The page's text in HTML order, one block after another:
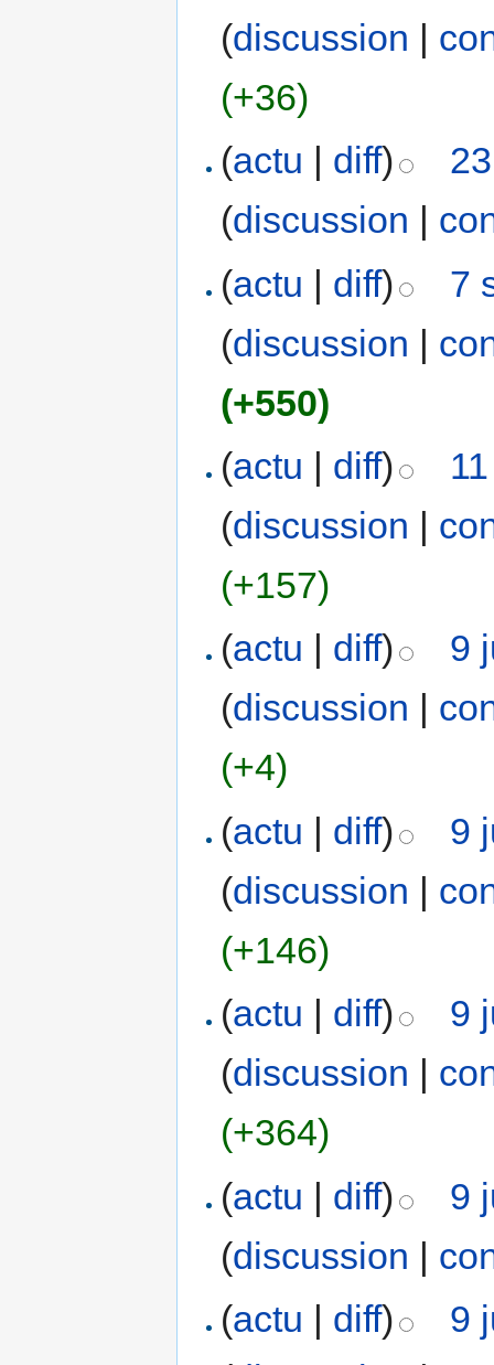
(discussion |
(+36)
(actu | diff)
(discussion |
(actu | diff)
7
(discussion |
(+550)
(actu | diff)
(discussion |
(+157)
(actu diff)
9
(discussion
(+4)
(actu | diff)
9
(discussion |
(+146)
(actu | diff)
9
(discussion |
(+364)
(actu | diff)
9
(discussion |
(actu | diff)
9